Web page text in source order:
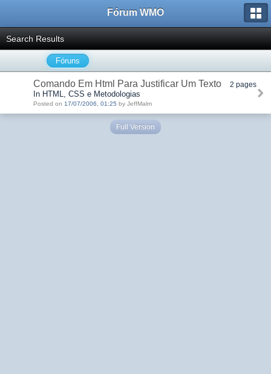
Fórum WMO
Search Results
Fóruns
Comando Em Html Para Justificar Um Texto 2 pages
In HTML, CSS e Metodologias
Posted on 17/07/2006, 01:25 by JeffMalm
Full Version